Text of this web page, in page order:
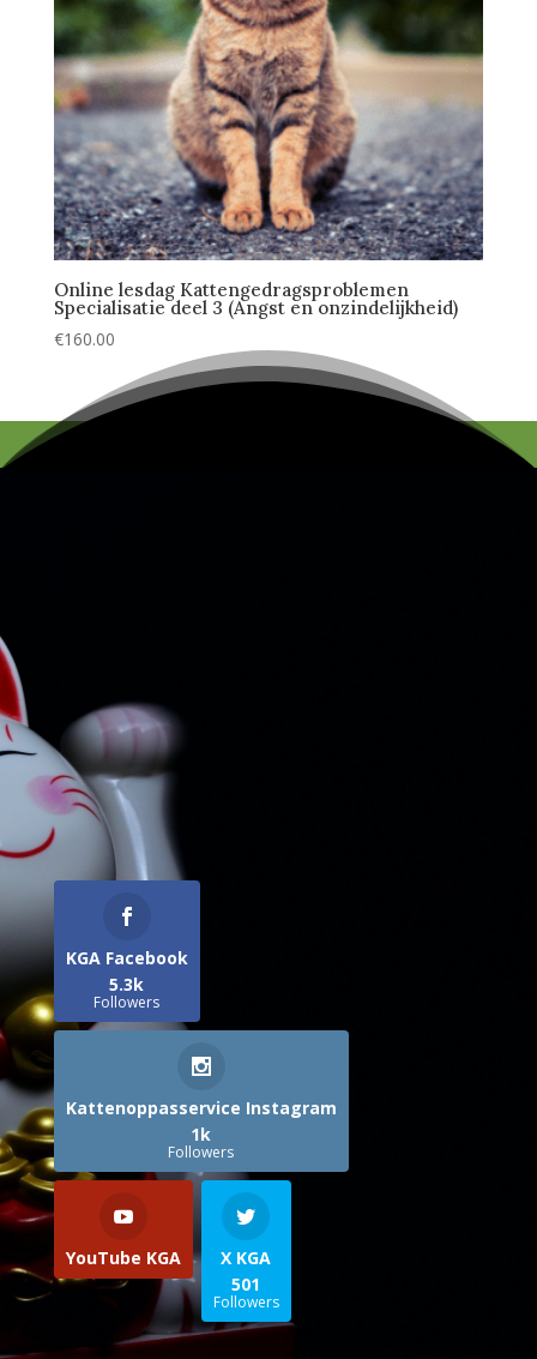
Online lesdag Kattengedragsproblemen
Specialisatie deel 3 (Angst en onzindelijkheid)
€160.00
KGA Facebook
5.3k
Followers
Kattenoppasservice Instagram
1k
Followers
YouTube KGA
X KGA
501
Followers